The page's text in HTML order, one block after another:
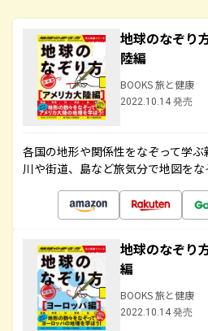
地球のなぞ
陸編
BOOKS 旅と健康
2022.10.14 発売
各国の地形や関係性をなぞって学ぶ
川や街道、島など旅気分で地図をな
地球のなぞ
編
BOOKS 旅と健康
2022.10.14 発売